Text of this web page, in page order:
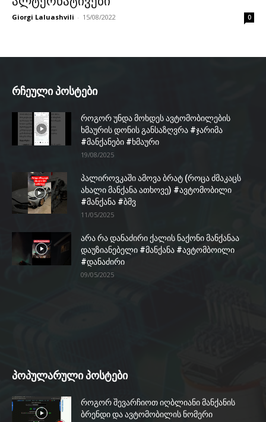
Giorgi Laluashvili - 15/08/2022 0
რჩეული პოსტები
როგორ უნდა მოხდეს ავტომობილების
ხმაურის დონის განსაზღვრა #ჯარიმა
#მანქანები #ხმაური
19/08/2025
პალიროვკაში ამოვა ბრატ (როცა ძმაკაცს
ახალი მანქანა ათხოვე) #ავტომობილი
#მანქანა #ბმვ
11/05/2025
არა რა დანაძირი ქალის ნაქონი მანქანაა
დაუზიანებელი #მანქანა #ავტომბოილი
#დანაძირი
09/05/2025
პოპულარული პოსტები
როგორ შევარჩიოთ იღბლიანი მანქანის
ბრენდი და ავტომობილის ნომერი